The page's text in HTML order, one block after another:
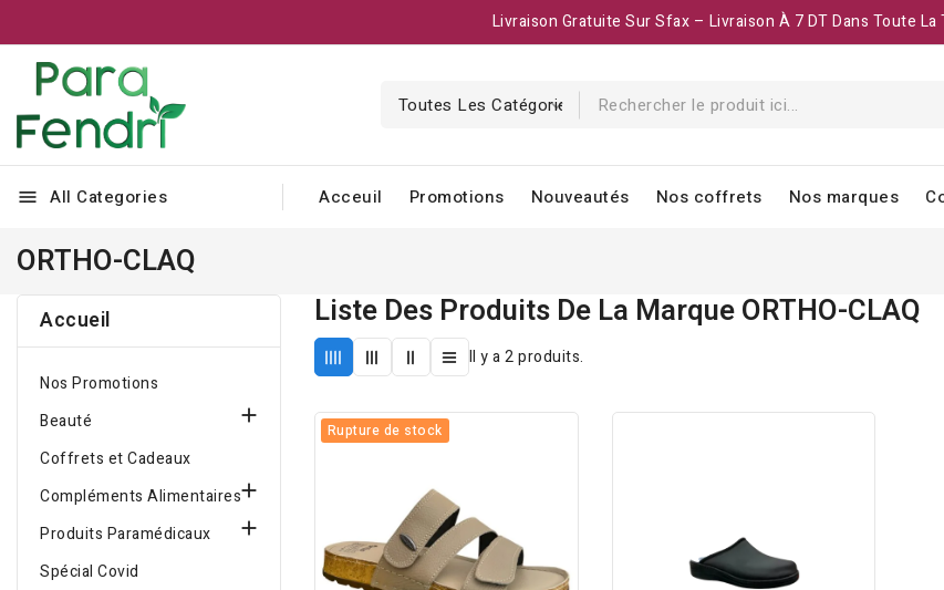
Livraison Gratuite Sur Sfax – Livraison À 7 DT Dans Toute La
menu All Categories Acceuil Promotions Nouveautés Nos coffrets Nos marques
ORTHO-CLAQ
Accueil
Nos Promotions
Beauté

Coffrets et Cadeaux
Compléments Alimentaires
Produits Paramédicaux 
Spécial Covid
Liste Des Produits De La Marque ORTHO-CLAQ
Il y a 2 produits.
Rupture de stock